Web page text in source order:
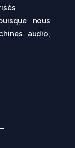
nous
audio,